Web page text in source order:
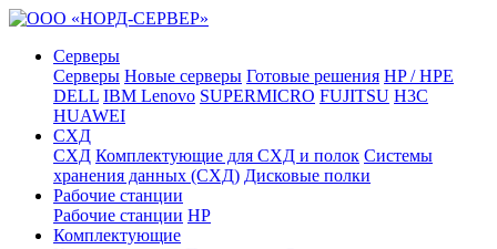
Серверы
Серверы Новые серверы Готовые решения HP / HPE
DELL IBM Lenovo SUPERMICRO FUJITSU H3C
HUAWEI
СХД
СХД Комплектующие для СХД и полок Системы
хранения данных (СХД) Дисковые полки
Рабочие станции
Рабочие станции HP
Комплектующие